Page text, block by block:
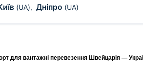
(UA), Дніпро (UA)
для вантажні перевезення Швейцарія —